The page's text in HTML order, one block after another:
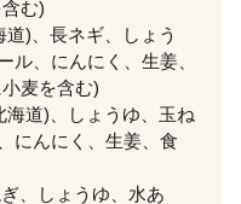
む)
)、長ネギ、しょう
ル、にんにく、生姜、
麦を含む)
道)、しょうゆ、玉ね
にんにく、生姜、食
、しょうゆ、水あ